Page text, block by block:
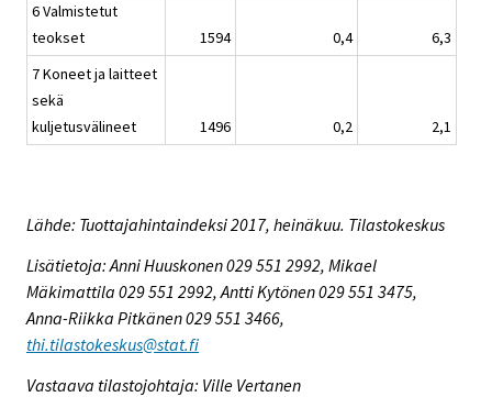
6 Valmistetut
teokset
1594 0,4
6,3
7 Koneet ja laitteet
sekä
kuljetusvälineet
1496 0,2 2,1
Lähde: Tuottajahintaindeksi 2017, heinäkuu. Tilastokeskus
Lisätietoja: Anni Huuskonen 029 551 2992, Mikael
Mäkimattila 029 551 2992, Antti Kytönen 029 551 3475,
Anna-Riikka Pitkänen 029 551 3466,
thi.tilastokeskus@stat.fi
Vastaava tilastojohtaja: Ville Vertanen